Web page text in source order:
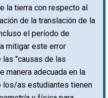
la tierra con respecto al
de la translación de la
el período de
mitigar este error
"causas de las
manera adecuada en la
los/as estudiantes tienen